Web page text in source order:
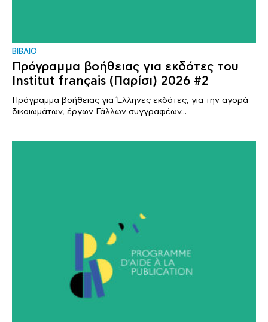
ΒΙΒΛΙΟ
Πρόγραμμα βοήθειας για εκδότες του
Institut français (Παρίσι) 2026 #2
Πρόγραμμα βοήθειας για Έλληνες εκδότες, για την αγορά
δικαιωμάτων, έργων Γάλλων συγγραφέων...